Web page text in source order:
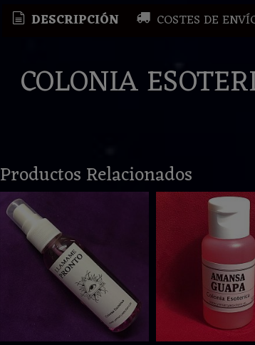
DESCRIPCIÓN COSTES DE
COLONIA
Productos Relacionados